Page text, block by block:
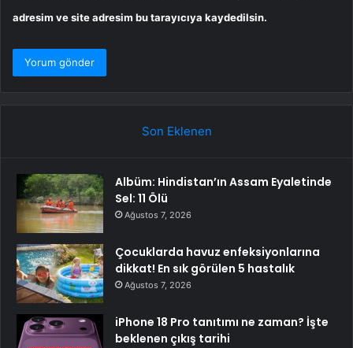
adresim ve site adresim bu tarayıcıya kaydedilsin.
Son Eklenen
Albüm: Hindistan’ın Assam Eyaletinde
Sel: 11 Ölü
Ağustos 7, 2026
Çocuklarda havuz enfeksiyonlarına
dikkat! En sık görülen 5 hastalık
Ağustos 7, 2026
iPhone 18 Pro tanıtımı ne zaman? İşte
beklenen çıkış tarihi